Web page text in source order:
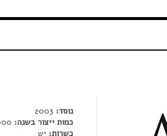
נוסד:
כמות ייצור בשנה:
כשרות: יש